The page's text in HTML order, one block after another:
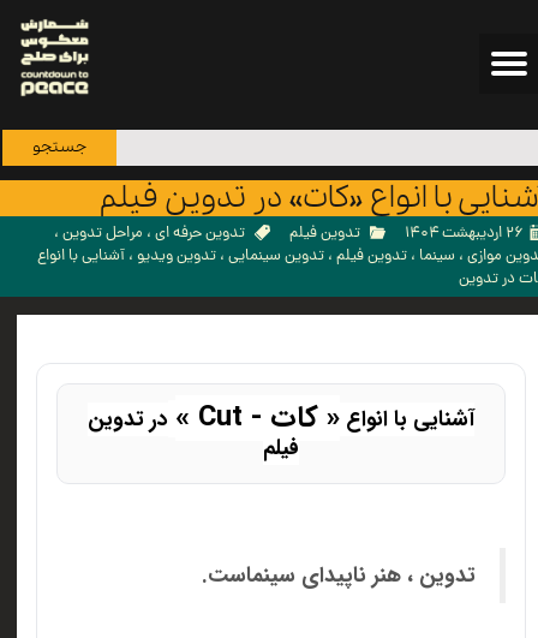
با انواع «کات» در تدوین فیلم
۲۶ اردیبهشت ۱۴۰۴ تدوین فیلم تدوین حرفه ای ، مراحل تدوین ،
موازی ، سینما ، تدوین فیلم ، تدوین سینمایی ، تدوین ویدیو ، آشنایی با انواع
در تدوین
آشنایی با انواع « کات - Cut »
در تدوین
فیلم
تدوین ، هنر ناپیدای سینماست.
جستجو